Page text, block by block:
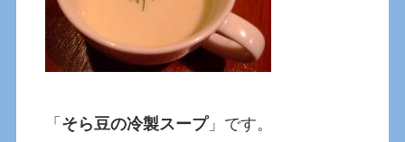
「 そら豆の冷製スープ」です。